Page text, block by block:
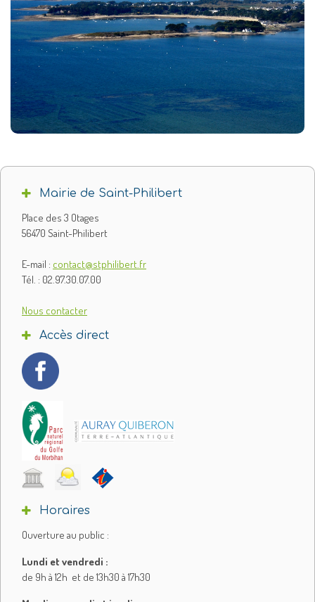
Mairie de Saint-Philibert
Place des 3 Otages
56470 Saint-Philibert
E-mail : contact@stphilibert.fr
Tél. : 02.97.30.07.00
Nous contacter
Accès direct
Horaires
Ouverture au public :
Lundi et vendredi :
de 9h à 12h et de 13h30 à 17h30